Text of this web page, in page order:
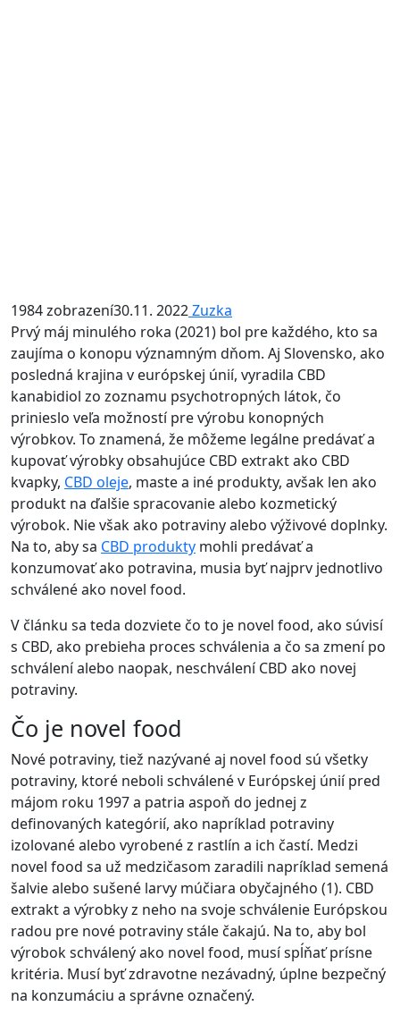
1984 zobrazení30.11. 2022Zuzka
Prvý máj minulého roka (2021) bol pre každého, kto sa
zaujíma o konopu významným dňom. Aj Slovensko, ako
posledná krajina v európskej únií, vyradila CBD
kanabidiol zo zoznamu psychotropných látok, čo
prinieslo veľa možností pre výrobu konopných
výrobkov. To znamená, že môžeme legálne predávať a
kupovať výrobky obsahujúce CBD extrakt ako CBD
kvapky, CBD oleje, maste a iné produkty, avšak len ako
produkt na ďalšie spracovanie alebo kozmetický
výrobok. Nie však ako potraviny alebo výživové doplnky.
Na to, aby sa CBD produkty mohli predávať a
konzumovať ako potravina, musia byť najprv jednotlivo
schválené ako novel food.
V článku sa teda dozviete čo to je novel food, ako súvisí
s CBD, ako prebieha proces schválenia a čo sa zmení po
schválení alebo naopak, neschválení CBD ako novej
potraviny.
Čo je novel food
Nové potraviny, tiež nazývané aj novel food sú všetky
potraviny, ktoré neboli schválené v Európskej únií pred
májom roku 1997 a patria aspoň do jednej z
definovaných kategórií, ako napríklad potraviny
izolované alebo vyrobené z rastlín a ich častí. Medzi
novel food sa už medzičasom zaradili napríklad semená
šalvie alebo sušené larvy múčiara obyčajného (1). CBD
extrakt a výrobky z neho na svoje schválenie Európskou
radou pre nové potraviny stále čakajú. Na to, aby bol
výrobok schválený ako novel food, musí spĺňať prísne
kritéria. Musí byť zdravotne nezávadný, úplne bezpečný
na konzumáciu a správne označený.